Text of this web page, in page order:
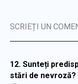
SCRIEȚI UN
12. Sunteți
stări de nevroză?